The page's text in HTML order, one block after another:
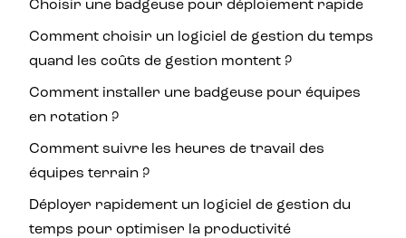
Choisir une badgeuse pour déploiement rapide
Comment choisir un logiciel de gestion du temps
quand les coûts de gestion montent ?
Comment installer une badgeuse pour équipes
en rotation ?
Comment suivre les heures de travail des
équipes terrain ?
Déployer rapidement un logiciel de gestion du
temps pour optimiser la productivité